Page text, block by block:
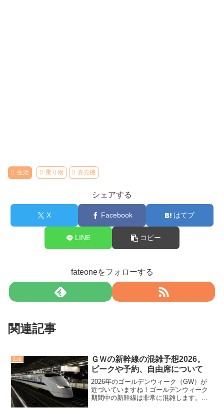
生活 乗り物 券売機
シェアする
X Facebook はてブ
LINE コピー
fateoneをフォローする
関連記事
生活
ＧＷの新幹線の混雑予想2026。
ピークや予約、自由席について
2026年のゴールデンウィーク（GW）が
近づいていますね！ゴールデンウィーク
期間中の新幹線は非常に混雑します。の